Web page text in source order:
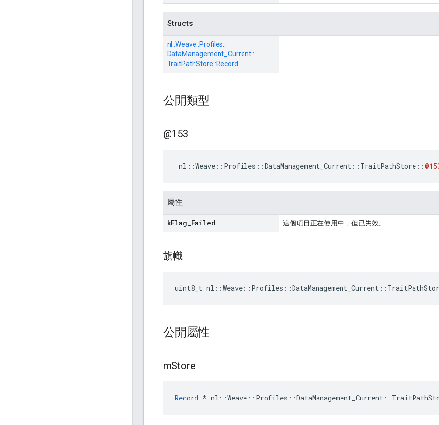
Structs
nl::Weave::Profiles::
DataManagement_Current::
TraitPathStore::Record
公開類型
@153
nl ::Weave :: Profiles ::DataManagement_Current :: TraitPathStore ::
屬性
kFlag Failed 這個項目正在使用中，但已失效。
旗幟
uint8_t
公開屬性
mStore
Record *